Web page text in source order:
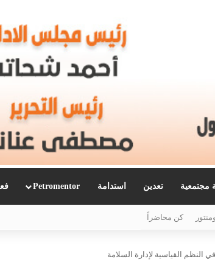
مجتمعية تعدين استدامة Petromentor
كن محاضراً
النظم القياسية لإدارة السلامة